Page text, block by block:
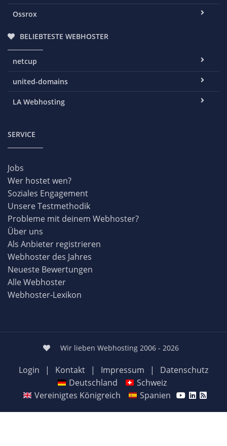
Ossrox
BELIEBTESTE WEBHOSTER
netcup
united-domains
LA Webhosting
SERVICE
Jobs
Wer hostet wen?
Soziales Engagement
Unsere Testmethodik
Probleme mit deinem Webhoster?
Über uns
Als Anbieter registrieren
Webhoster des Jahres
Neueste Bewertungen
Alle Webhoster
Webhoster-Lexikon
Wir lieben Webhosting 2006 - 2026
Login | Kontakt | Impressum |
Datenschutz
Deutschland
Schweiz
Vereinigtes Königreich
Spanien